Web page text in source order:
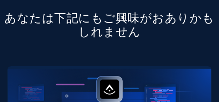
あなたは下記にもご興味がおありかも
しれません